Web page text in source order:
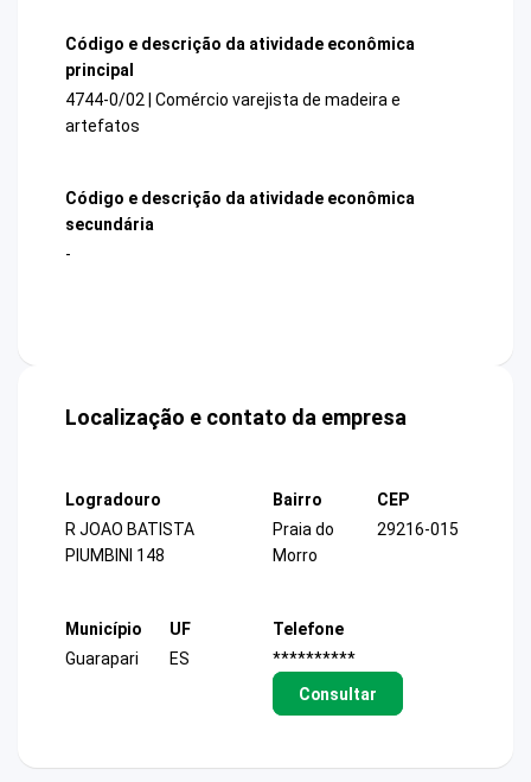
Código e descrição da atividade econômica
principal
4744-0/02 | Comércio varejista de madeira e
artefatos
Código e descrição da atividade econômica
secundária
-
Localização e contato da empresa
Logradouro
R JOAO BATISTA
PIUMBINI 148
Bairro
Praia do
Morro
CEP
29216-015
Município
Guarapari
UF
ES
Telefone
**********
Consultar